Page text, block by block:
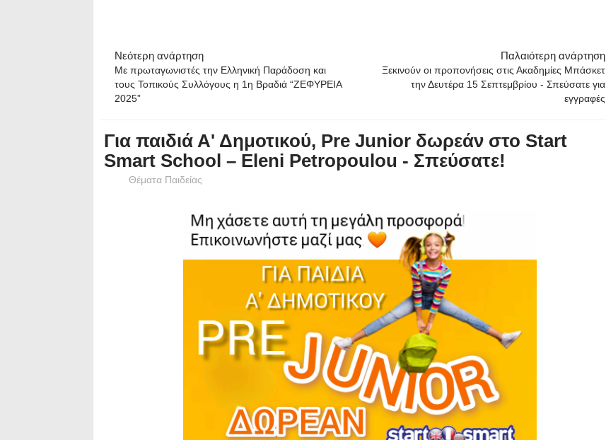
Νεότερη ανάρτηση
Με πρωταγωνιστές την Ελληνική Παράδοση και
τους Τοπικούς Συλλόγους η 1η Βραδιά “ΖΕΦΥΡΕΙΑ
2025”
Παλαιότερη ανάρτηση
Ξεκινούν οι προπονήσεις στις Ακαδημίες Μπάσκετ
την Δευτέρα 15 Σεπτεμβρίου - Σπεύσατε για
εγγραφές
Για παιδιά Α' Δημοτικού, Pre Junior δωρεάν στο Start
Smart School – Eleni Petropoulou - Σπεύσατε!
Θέματα Παιδείας